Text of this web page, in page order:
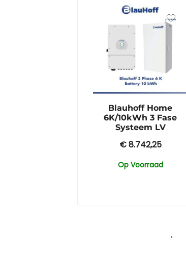
Blauhoff Home
6K/10kWh 3 Fase
Systeem LV
€8.742,25
Op Voorraad
←